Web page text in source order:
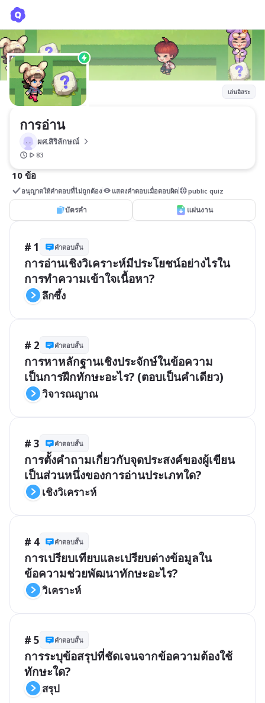
เล่นอิสระ
การอ่าน
ผศ.สิริลักษณ์
83
10 ข้อ
อนุญาตให้คำตอบที่ไม่ถูกต้อง แสดงคำตอบเมื่อตอบผิด public quiz
บัตรคำ แผ่นงาน
# 1 คำตอบสั้น
การอ่านเชิงวิเคราะห์มีประโยชน์อย่างไรใน
การทำความเข้าใจเนื้อหา?
ลึกซึ้ง
# 2 คำตอบสั้น
การหาหลักฐานเชิงประจักษ์ในข้อความ
เป็นการฝึกทักษะอะไร? (ตอบเป็นคำเดียว)
วิจารณญาณ
# 3 คำตอบสั้น
การตั้งคำถามเกี่ยวกับจุดประสงค์ของผู้เขียน
เป็นส่วนหนึ่งของการอ่านประเภทใด?
เชิงวิเคราะห์
# 4 คำตอบสั้น
การเปรียบเทียบและเปรียบต่างข้อมูลใน
ข้อความช่วยพัฒนาทักษะอะไร?
วิเคราะห์
# 5 คำตอบสั้น
การระบุข้อสรุปที่ชัดเจนจากข้อความต้องใช้
ทักษะใด?
สรุป